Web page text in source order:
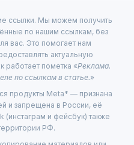
ссылки. Мы можем получить
по нашим ссылкам, без
вас. Это помогает нам
актуальную
работает пометка «Реклама.
по ссылкам в статье.»
продукты Meta* — признана
и запрещена в России, её
(инстаграм и фейсбук) также
РФ.